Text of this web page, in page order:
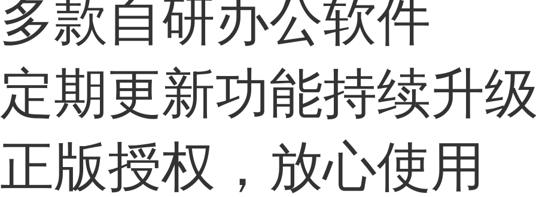
多款自研办公软件
定期更新功能持续升
正版授权，放心使用